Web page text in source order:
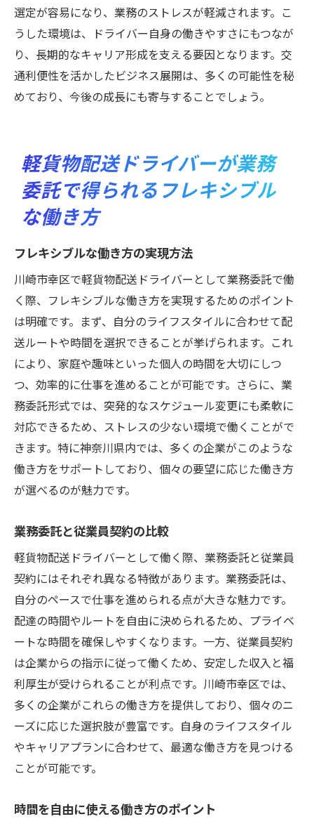
選定が容易になり、業務のストレスが軽減されます。こ
うした環境は、ドライバー自身の働きやすさにもつなが
り、長期的なキャリア形成を支える要因となります。交
通利便性を活かしたビジネス展開は、多くの可能性を秘
めており、今後の成長にも寄与することでしょう。
軽貨物配送ドライバーが業務
委託で得られるフレキシブル
な働き方
フレキシブルな働き方の実現方法
川崎市幸区で軽貨物配送ドライバーとして業務委託で働
く際、フレキシブルな働き方を実現するためのポイント
は明確です。まず、自分のライフスタイルに合わせて配
送ルートや時間を選択できることが挙げられます。これ
により、家庭や趣味といった個人の時間を大切にしつ
つ、効率的に仕事を進めることが可能です。さらに、業
務委託形式では、突発的なスケジュール変更にも柔軟に
対応できるため、ストレスの少ない環境で働くことがで
きます。特に神奈川県内では、多くの企業がこのような
働き方をサポートしており、個々の要望に応じた働き方
が選べるのが魅力です。
業務委託と従業員契約の比較
軽貨物配送ドライバーとして働く際、業務委託と従業員
契約にはそれぞれ異なる特徴があります。業務委託は、
自分のペースで仕事を進められる点が大きな魅力です。
配達の時間やルートを自由に決められるため、プライベ
ートな時間を確保しやすくなります。一方、従業員契約
は企業からの指示に従って働くため、安定した収入と福
利厚生が受けられることが利点です。川崎市幸区では、
多くの企業がこれらの働き方を提供しており、個々のニ
ーズに応じた選択肢が豊富です。自身のライフスタイル
やキャリアプランに合わせて、最適な働き方を見つける
ことが可能です。
時間を自由に使える働き方のポイント